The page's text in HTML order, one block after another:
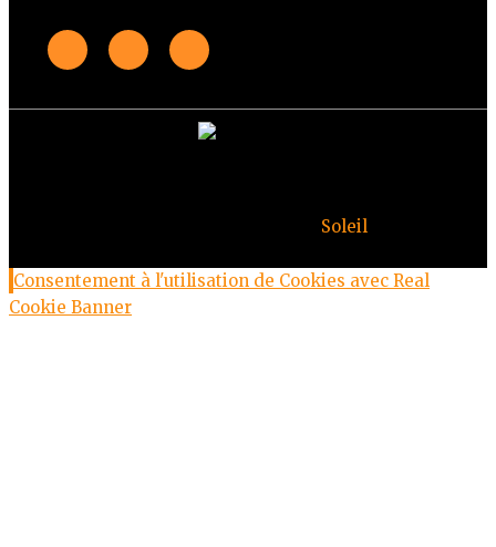
Soleil
Consentement à l'utilisation de Cookies avec Real
Cookie Banner